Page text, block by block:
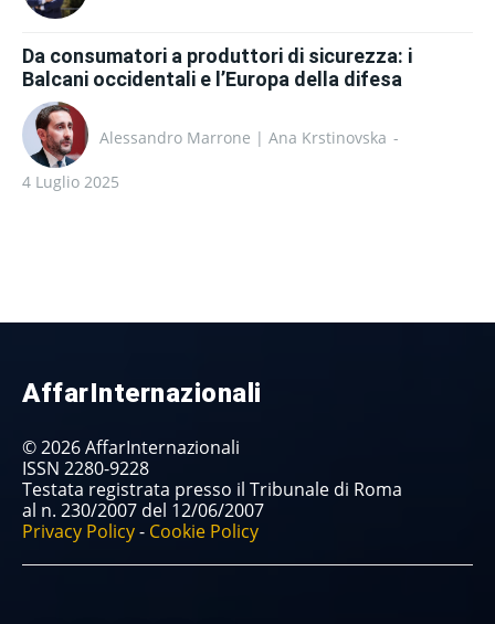
Da consumatori a produttori di sicurezza: i
Balcani occidentali e l’Europa della difesa
Alessandro Marrone | Ana Krstinovska -
4 Luglio 2025
AffarInternazionali
© 2026 AffarInternazionali
ISSN 2280-9228
Testata registrata presso il Tribunale di Roma
al n. 230/2007 del 12/06/2007
Privacy Policy- Cookie Policy